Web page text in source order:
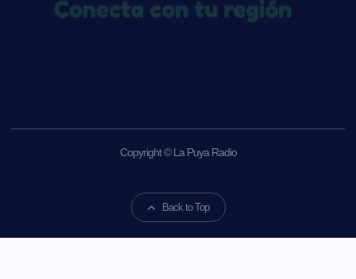
Copyright © La Puya Radio
Back to Top